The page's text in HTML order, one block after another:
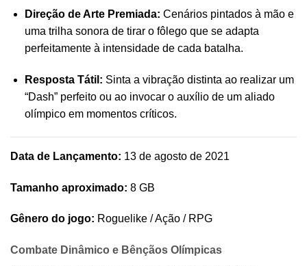
Direção de Arte Premiada: Cenários pintados à mão e
uma trilha sonora de tirar o fôlego que se adapta
perfeitamente à intensidade de cada batalha.
Resposta Tátil: Sinta a vibração distinta ao realizar um
“Dash” perfeito ou ao invocar o auxílio de um aliado
olímpico em momentos críticos.
Data de Lançamento: 13 de agosto de 2021
Tamanho aproximado: 8 GB
Gênero do jogo: Roguelike / Ação / RPG
Combate Dinâmico e Bênçãos Olímpicas